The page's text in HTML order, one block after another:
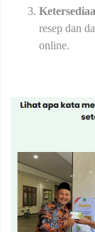
resep dan
online.